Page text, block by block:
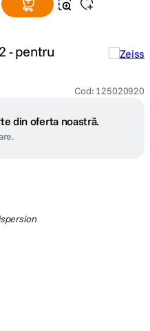
- pentru
Cod: 125020920
din oferta noastră.